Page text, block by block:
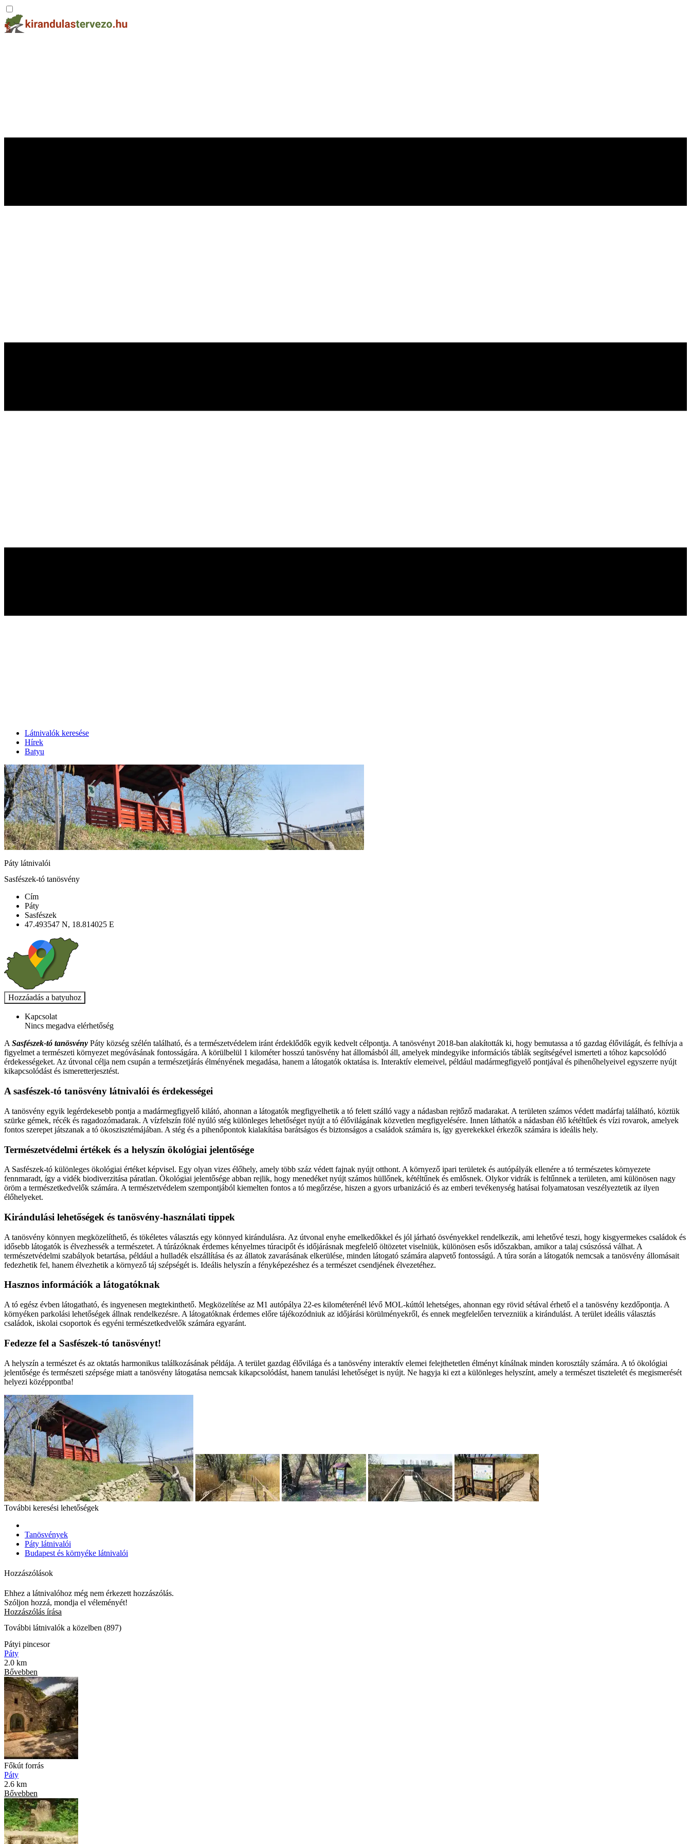
Látnivalók keresése
Hírek
Batyu
Páty látnivalói
Sasfészek-tó tanösvény
Cím
Páty
Sasfészek
47.493547 N, 18.814025 E
Kapcsolat
Nincs megadva elérhetőség
A Sasfészek-tó tanösvény Páty község szélén található, és a természetvédelem iránt érdeklődők egyik kedvelt célpontja. A tanösvényt 2018-ban alakították ki, hogy bemutassa a tó gazdag élővilágát, és felhívja a
figyelmet a természeti környezet megóvásának fontosságára. A körülbelül 1 kilométer hosszú tanösvény hat állomásból áll, amelyek mindegyike információs táblák segítségével ismerteti a tóhoz kapcsolódó
érdekességeket. Az útvonal célja nem csupán a természetjárás élményének megadása, hanem a látogatók oktatása is. Interaktív elemeivel, például madármegfigyelő pontjával és pihenőhelyeivel egyszerre nyújt
kikapcsolódást és ismeretterjesztést.
A sasfészek-tó tanösvény látnivalói és érdekességei
A tanösvény egyik legérdekesebb pontja a madármegfigyelő kilátó, ahonnan a látogatók megfigyelhetik a tó felett szálló vagy a nádasban rejtőző madarakat. A területen számos védett madárfaj található, köztük
szürke gémek, récék és ragadozómadarak. A vízfelszín fölé nyúló stég különleges lehetőséget nyújt a tó élővilágának közvetlen megfigyelésére. Innen láthatók a nádasban élő kétéltűek és vízi rovarok, amelyek
fontos szerepet játszanak a tó ökoszisztémájában. A stég és a pihenőpontok kialakítása barátságos és biztonságos a családok számára is, így gyerekekkel érkezők számára is ideális hely.
Természetvédelmi értékek és a helyszín ökológiai jelentősége
A Sasfészek-tó különleges ökológiai értéket képvisel. Egy olyan vizes élőhely, amely több száz védett fajnak nyújt otthont. A környező ipari területek és autópályák ellenére a tó természetes környezete
fennmaradt, így a vidék biodiverzitása páratlan. Ökológiai jelentősége abban rejlik, hogy menedéket nyújt számos hüllőnek, kétéltűnek és emlősnek. Olykor vidrák is feltűnnek a területen, ami különösen nagy
öröm a természetkedvelők számára. A természetvédelem szempontjából kiemelten fontos a tó megőrzése, hiszen a gyors urbanizáció és az emberi tevékenység hatásai folyamatosan veszélyeztetik az ilyen
élőhelyeket.
Kirándulási lehetőségek és tanösvény-használati tippek
A tanösvény könnyen megközelíthető, és tökéletes választás egy könnyed kirándulásra. Az útvonal enyhe emelkedőkkel és jól járható ösvényekkel rendelkezik, ami lehetővé teszi, hogy kisgyermekes családok és
idősebb látogatók is élvezhessék a természetet. A túrázóknak érdemes kényelmes túracipőt és időjárásnak megfelelő öltözetet viselniük, különösen esős időszakban, amikor a talaj csúszóssá válhat. A
természetvédelmi szabályok betartása, például a hulladék elszállítása és az állatok zavarásának elkerülése, minden látogató számára alapvető fontosságú. A túra során a látogatók nemcsak a tanösvény állomásait
fedezhetik fel, hanem élvezhetik a környező táj szépségét is. Ideális helyszín a fényképezéshez és a természet csendjének élvezetéhez.
Hasznos információk a látogatóknak
A tó egész évben látogatható, és ingyenesen megtekinthető. Megközelítése az M1 autópálya 22-es kilométerénél lévő MOL-kúttól lehetséges, ahonnan egy rövid sétával érhető el a tanösvény kezdőpontja. A
környéken parkolási lehetőségek állnak rendelkezésre. A látogatóknak érdemes előre tájékozódniuk az időjárási körülményekről, és ennek megfelelően tervezniük a kirándulást. A terület ideális választás
családok, iskolai csoportok és egyéni természetkedvelők számára egyaránt.
Fedezze fel a Sasfészek-tó tanösvényt!
A helyszín a természet és az oktatás harmonikus találkozásának példája. A terület gazdag élővilága és a tanösvény interaktív elemei felejthetetlen élményt kínálnak minden korosztály számára. A tó ökológiai
jelentősége és természeti szépsége miatt a tanösvény látogatása nemcsak kikapcsolódást, hanem tanulási lehetőséget is nyújt. Ne hagyja ki ezt a különleges helyszínt, amely a természet tiszteletét és megismerését
helyezi középpontba!
További keresési lehetőségek
Tanösvények
Páty látnivalói
Budapest és környéke látnivalói
Hozzászólások
Ehhez a látnivalóhoz még nem érkezett hozzászólás.
Szóljon hozzá, mondja el véleményét!
Hozzászólás írása
További látnivalók a közelben (897)
Pátyi pincesor
Páty
2.0 km
Bővebben
Főkút forrás
Páty
2.6 km
Bővebben